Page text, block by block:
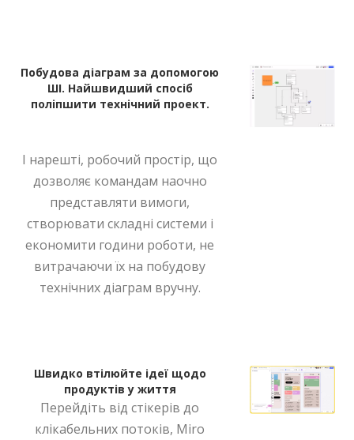
Побудова діаграм за допомогою
ШІ. Найшвидший спосіб
поліпшити технічний проект.
І нарешті, робочий простір, що
дозволяє командам наочно
представляти вимоги,
створювати складні системи і
економити години роботи, не
витрачаючи їх на побудову
технічних діаграм вручну.
Швидко втілюйте ідеї щодо
продуктів у життя
Перейдіть від стікерів до
клікабельних потоків, Miro